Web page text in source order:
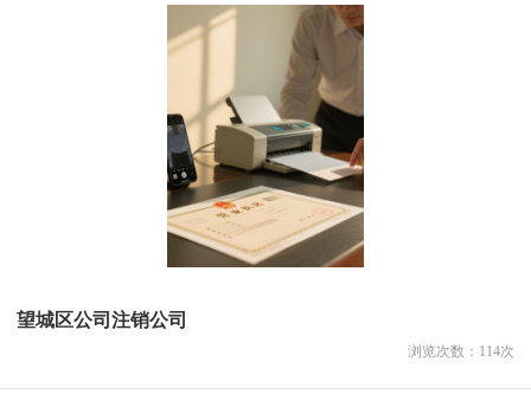
望城区公司注销公司
浏览次数： 114次